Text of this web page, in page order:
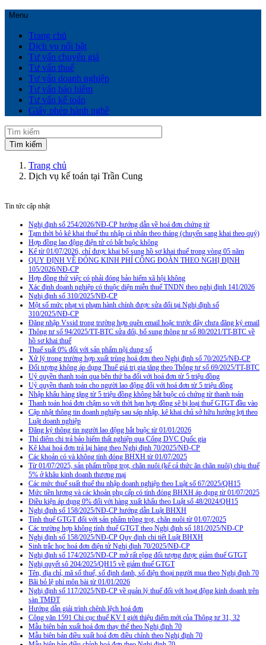
Menu
Trang chủ
Dịch vụ nổi bật
Tư vấn chuyển giá
Tư vấn thuế
Tư vấn doanh nghiệp
Tư vấn bảo hiểm
Tư vấn kế toán
Giấy phép hành nghề
Trang chủ
Dịch vụ kế toán tại Trần Cung
Tin tức cập nhật
Nghị định số 254/2026/NĐ-CP hướng dẫn về hoá đơn chứng từ
Tạm thời bỏ kê khai thuế thu nhập cá nhân theo tháng (chuyển sang khai theo quý)
Hợp đồng lao động điện tử có bắt buộc không
Kể từ 01/07/2026, chỉ được khai bổ sung hồ sơ khai thuế trong vòng 05 năm
QUY ĐỊNH VỀ ĐÓNG KINH PHÍ CÔNG ĐOÀN THEO NGHỊ ĐỊNH
105/2026/NĐ-CP
Hợp đồng thử việc có phải đóng bảo hiểm xã hội không
Xác định doanh nghiệp có thuộc diện miễn thuế TNDN theo nghị định 141/2026
Nghị định số 310/2025/NĐ-CP
Một số mức phạt vi phạm hành chính được sửa đổi tại Nghị định số
310/2025/NĐ-CP
Đăng nhập Vssid trong trường hợp quên email hoặc trước đây chưa đăng ký email
Thông tư số 94/2025/TT-BTC sửa đổi, bổ sung thông tư số 80/2021/TT-BTC về
hồ sơ khai thuế
Thuế suất 0% đối với sản phẩm nội dung số
Xử lý trong trường hợp xuất trùng hoá đơn theo Nghị định số 70/2025/NĐ-CP
Đối tượng không áp dụng Thuế giá trị gia tăng theo Thông tư số 69/2025/TT-BTC
Uỷ quyền thanh toán qua bên thứ ba đối với hoá đơn từ 5 triệu đồng
Uỷ quyền thanh toán cho người lao động đối với hoá đơn từ 5 triệu đồng
Nhập khẩu hàng tặng từ 5 triệu đồng không bắt buộc có chứng từ thanh toán
Thanh toán hoá đơn chậm so với thời hạn hợp đồng sẽ bị loại thuế GTGT đầu vào
Cập nhật thông tin doanh nghiệp sau sáp nhập, kê khai chủ sở hữu hưởng lợi theo
Luật doanh nghiệp
Đăng ký thông tin người lao động bắt buộc từ 01/01/2026
Thí điểm chi trả bảo hiểm thất nghiệp qua Cổng DVC Quốc gia
Kê khai hoá đơn trả lại hàng theo Nghị định 70/2025/NĐ-CP
Các khoản có và không tính đóng BHXH từ 01/07/2025
Từ 01/07/2025, sản phẩm trồng trọt, chăn nuôi (kể cả thức ăn chăn nuôi) chịu thuế
5% ở khâu kinh doanh thương mại
Các mức thuế suất thuế thu nhập doanh nghiệp theo Luật số 67/2025/QH15
Mức tiền lương và các khoản phụ cấp có tính đóng BHXH áp dụng từ 01/07/2025
Điều kiện áp dụng 0% đối với hàng xuất khẩu theo Luật số 48/2024/QH15
Nghị định số 158/2025/NĐ-CP hướng dẫn Luật BHXH
Tính thuế GTGT đối với sản phẩm trồng trọt, chăn nuôi từ 01/07/2025
Các trường hợp không tính thuế GTGT theo Nghị định số 181/2025/NĐ-CP
Nghị định số 158/2025/NĐ-CP Quy định chi tiết Luật BHXH
Sinh trắc học hoá đơn điện tử Nghị định 70/2025/NĐ-CP
Nghị định số 174/2025/NĐ-CP mở rất rộng đối tượng được giảm thuế GTGT
Nghị quyết sô 204/2025/QH15 về giảm thuế GTGT
Tên, địa chỉ, mã số thuế, số định danh, số điện thoại người mua theo Nghị định 70
Bãi bỏ lệ phí môn bài từ 01/01/2026
Nghị định số 117/2025/NĐ-CP về quản lý thuế đối với hoạt động kinh doanh trên
sàn TMĐT
Hướng dẫn giải trình chênh lệch hoá đơn
Công văn 1591 Chi cục thuế KV I giới thiệu điểm mới của Thông tư 31, 32
Mẫu biên bản xuất hoá đơn thay thế theo Nghị định 70
Mẫu biên bản điều xuất hoá đơn điều chỉnh theo Nghị định 70